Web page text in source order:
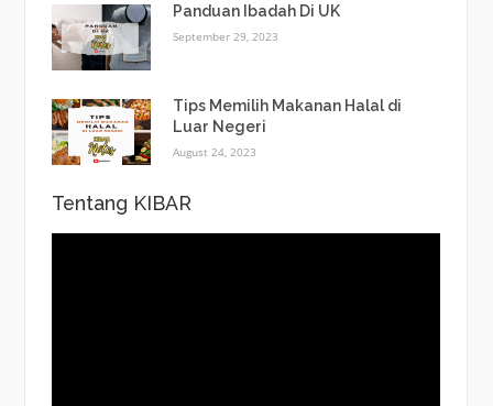
Panduan Ibadah Di UK
September 29, 2023
Tips Memilih Makanan Halal di
Luar Negeri
August 24, 2023
Tentang KIBAR